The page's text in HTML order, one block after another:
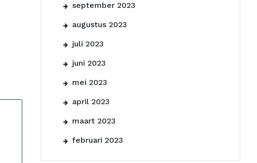
september 2023
augustus 2023
juli 2023
juni 2023
mei 2023
april 2023
maart 2023
februari 2023